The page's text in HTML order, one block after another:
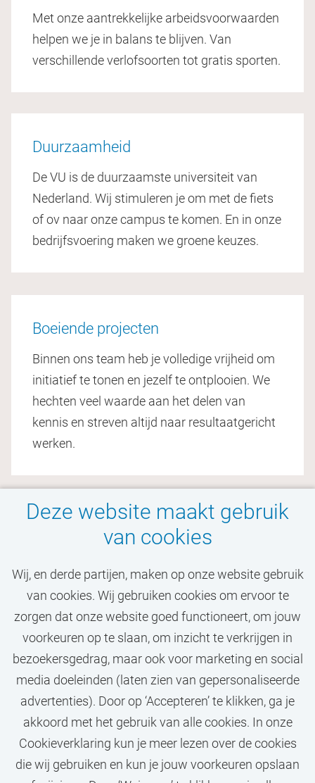
Deze website maakt gebruik
van cookies
Wij, en derde partijen, maken op onze website gebruik
van cookies. Wij gebruiken cookies om ervoor te
zorgen dat onze website goed functioneert, om jouw
voorkeuren op te slaan, om inzicht te verkrijgen in
bezoekersgedrag, maar ook voor marketing en social
media doeleinden (laten zien van gepersonaliseerde
advertenties). Door op ‘Accepteren’ te klikken, ga je
akkoord met het gebruik van alle cookies. In onze
Cookieverklaring kun je meer lezen over de cookies
die wij gebruiken en kun je jouw voorkeuren opslaan
Met onze aantrekkelijke arbeidsvoorwaarden
helpen we je in balans te blijven. Van
verschillende verlofsoorten tot gratis sporten.
Duurzaamheid
De VU is de duurzaamste universiteit van
Nederland. Wij stimuleren je om met de fiets
of ov naar onze campus te komen. En in onze
bedrijfsvoering maken we groene keuzes.
Boeiende projecten
Binnen ons team heb je volledige vrijheid om
initiatief te tonen en jezelf te ontplooien. We
hechten veel waarde aan het delen van
kennis en streven altijd naar resultaatgericht
werken.
Zit jouw droombaan er
niet bij?
STEL JOB ALERT IN